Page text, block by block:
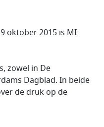
oktober 2015 is MI-
zowel in De
Dagblad. In beide
de druk op de